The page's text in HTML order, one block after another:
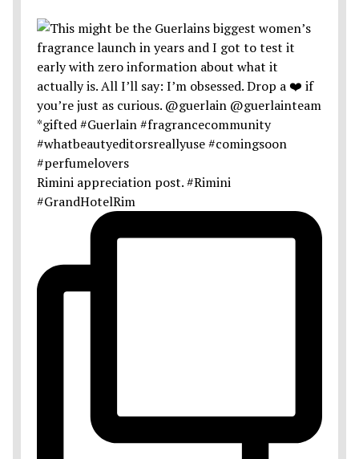
Rimini appreciation post. #Rimini
#GrandHotelRim